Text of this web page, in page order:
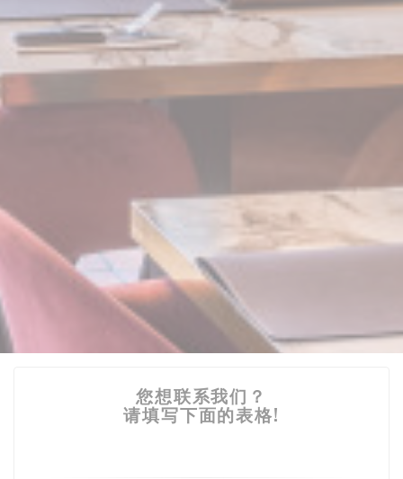
您想联系我们？
请填写下面的表格!